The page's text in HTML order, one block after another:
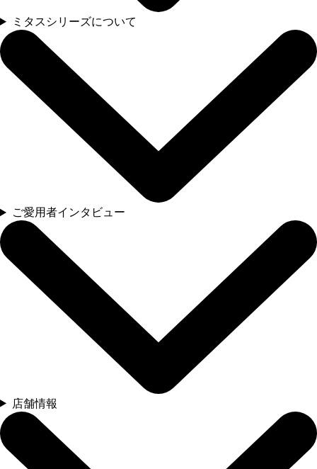
ミタスシリーズについて
ご愛用者インタビュー
店舗情報